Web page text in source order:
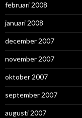
februari 2008
januari 2008
december 2007
november 2007
oktober 2007
september 2007
augusti 2007